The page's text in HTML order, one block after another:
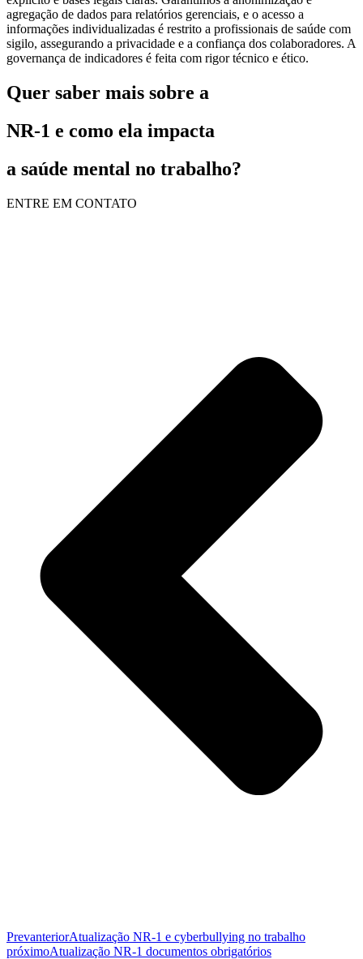
agregação de dados para relatórios gerenciais, e o acesso a
informações individualizadas é restrito a profissionais de saúde com
sigilo, assegurando a privacidade e a confiança dos colaboradores. A
governança de indicadores é feita com rigor técnico e ético.
Quer saber mais sobre a
NR-1 e como ela impacta
a saúde mental no trabalho?
ENTRE EM CONTATO
PrevanteriorAtualização NR-1 e cyberbullying no trabalho
próximoAtualização NR-1 documentos obrigatórios